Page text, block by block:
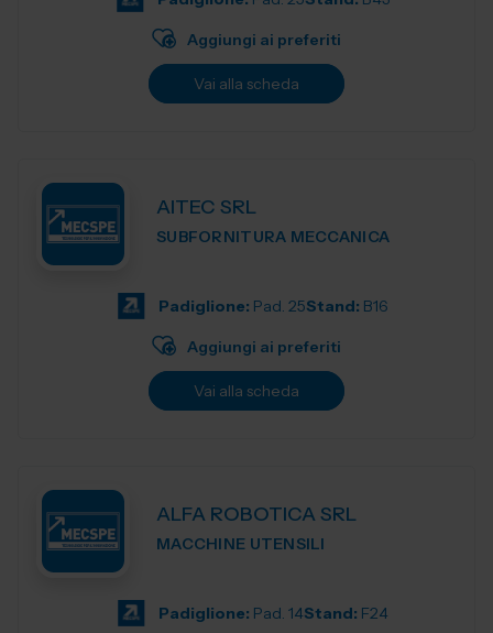
Aggiungi ai preferiti
Vai alla scheda
AITEC SRL
SUBFORNITURA MECCANICA
Padiglione: Pad. 25Stand: B16
Aggiungi ai preferiti
Vai alla scheda
ALFA ROBOTICA SRL
MACCHINE UTENSILI
Padiglione: Pad. 14Stand: F24